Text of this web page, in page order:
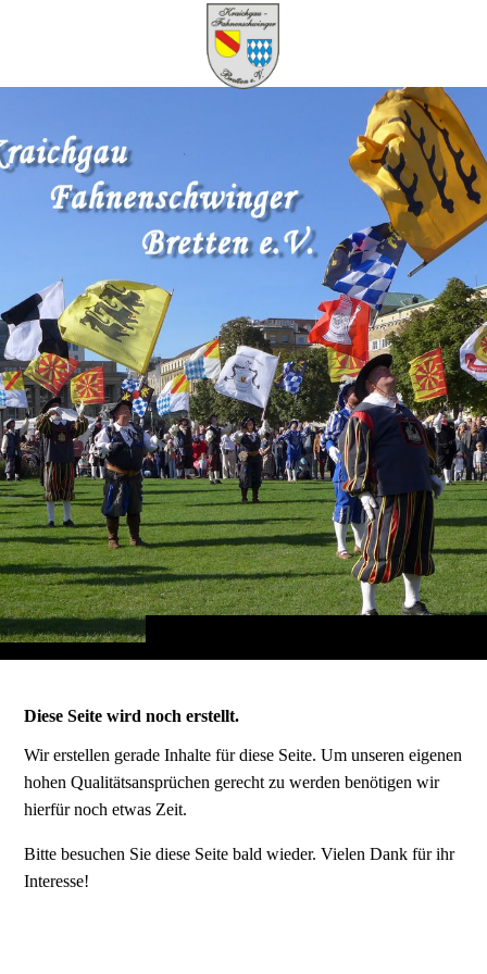
Diese Seite wird noch erstellt.
Wir erstellen gerade Inhalte für diese Seite. Um unseren eigenen
hohen Qualitätsansprüchen gerecht zu werden benötigen wir
hierfür noch etwas Zeit.
Bitte besuchen Sie diese Seite bald wieder. Vielen Dank für ihr
Interesse!